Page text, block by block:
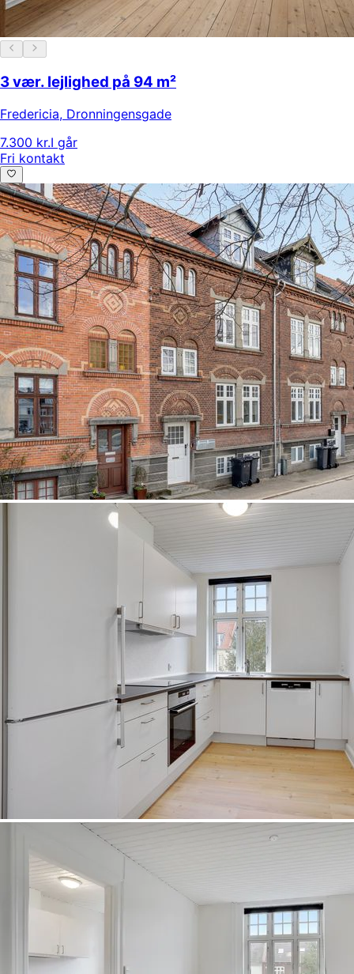
3 vær. lejlighed på 94 m²
Fredericia, Dronningensgade
7.300 kr.I går
Fri kontakt